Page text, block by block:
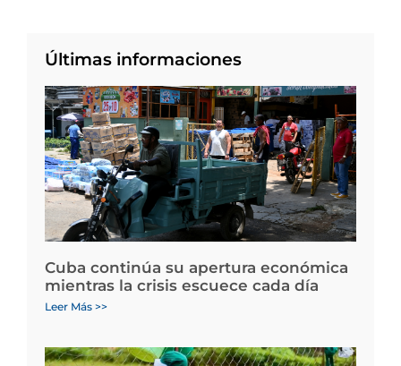
Últimas informaciones
Cuba continúa su apertura económica
mientras la crisis escuece cada día
Leer Más >>